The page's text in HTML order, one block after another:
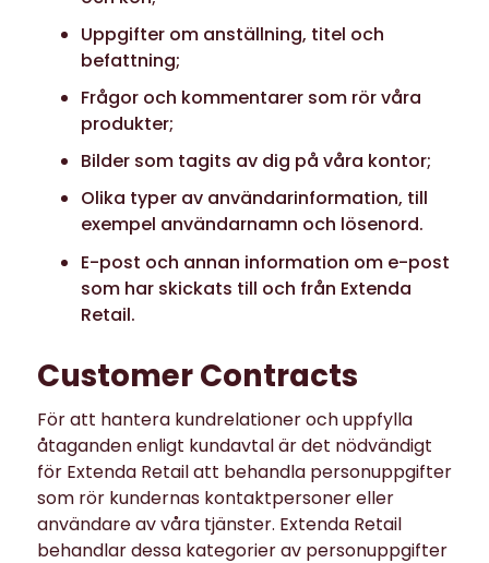
Uppgifter om anställning, titel och
befattning;
Frågor och kommentarer som rör våra
produkter;
Bilder som tagits av dig på våra kontor;
Olika typer av användarinformation, till
exempel användarnamn och lösenord.
E-post och annan information om e-post
som har skickats till och från Extenda
Retail.
Customer Contracts
För att hantera kundrelationer och uppfylla
åtaganden enligt kundavtal är det nödvändigt
för Extenda Retail att behandla personuppgifter
som rör kundernas kontaktpersoner eller
användare av våra tjänster. Extenda Retail
behandlar dessa kategorier av personuppgifter